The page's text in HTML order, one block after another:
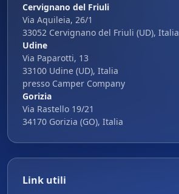
Cervignano del Friuli
Via Aquileia, 26/1
33052 Cervignano del Friuli (UD), Italia
Udine
Via Paparotti, 13
33100 Udine (UD), Italia
presso Camper Company
Gorizia
Via Rastello 19/21
34170 Gorizia (GO), Italia
Link utili